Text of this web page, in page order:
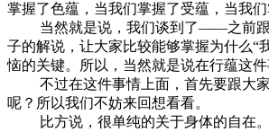
掌握了色蕴，当我们掌握了受蕴，当我
当然就是说，我们谈到了——之前跟大
子的解说，让大家比较能够掌握为什么“
恼的关键。所以，当然就是说在行蕴这
不过在这件事情上面，首先要跟大家
呢？所以我们不妨来回想看看。
比方说，很单纯的关于身体的自在。